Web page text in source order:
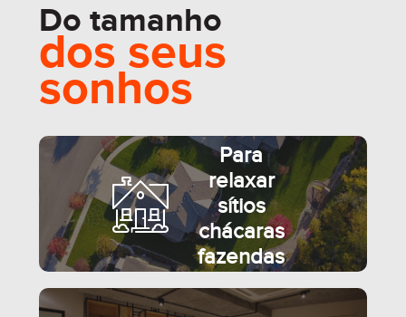
Do tamanho
dos seus
sonhos
Para
relaxar
sítios
chácaras
fazendas